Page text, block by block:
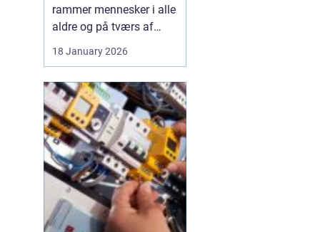
rammer mennesker i alle
aldre og på tværs af
starter det med hygge,
at dæmpe uro og svære
følelser på. Langsomt
flytter alkoholen græns...
18 January 2026